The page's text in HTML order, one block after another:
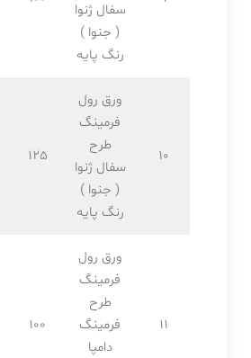
سفال ژنوا
( جنوا )
رنگ پایه
10
ورق رول
فرمینگ
طرح
سفال ژنوا
( جنوا )
رنگ پایه
125
11
ورق رول
فرمینگ
طرح
فرمینگ
دامپا
100